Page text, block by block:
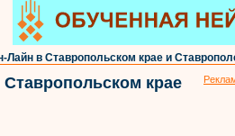
в Ставропольском крае и
крае